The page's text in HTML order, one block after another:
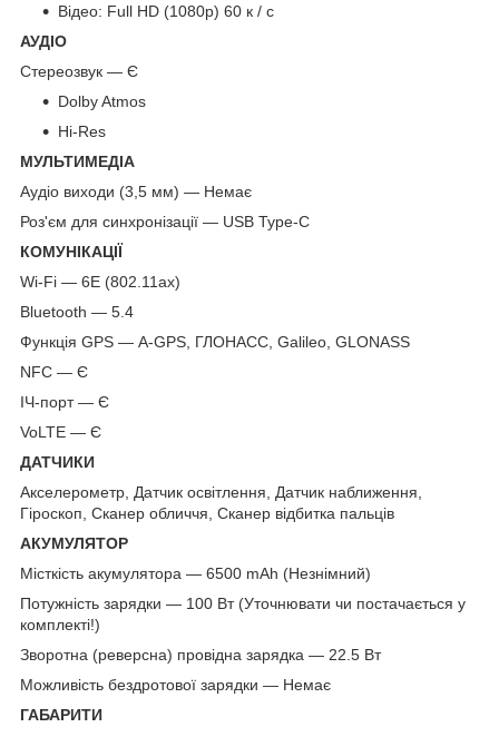
Відео: Full HD (1080p) 60 к / с
АУДІО
Стереозвук — Є
Dolby Atmos
Hi-Res
МУЛЬТИМЕДІА
Аудіо виходи (3,5 мм) — Немає
Роз'єм для синхронізації — USB Type-C
КОМУНІКАЦІЇ
Wi-Fi — 6E (802.11ax)
Bluetooth — 5.4
Функція GPS — A-GPS, ГЛОНАСС, Galileo, GLONASS
NFC — Є
ІЧ-порт — Є
VoLTE — Є
ДАТЧИКИ
Акселерометр, Датчик освітлення, Датчик наближення,
Гіроскоп, Сканер обличчя, Сканер відбитка пальців
АКУМУЛЯТОР
Місткість акумулятора — 6500 mAh (Незнімний)
Потужність зарядки — 100 Вт (Уточнювати чи постачається у
комплекті!)
Зворотна (реверсна) провідна зарядка — 22.5 Вт
Можливість бездротової зарядки — Немає
ГАБАРИТИ